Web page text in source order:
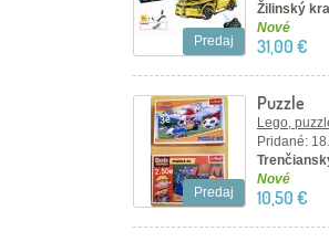
Predaj
Žilinský
Nové
31,00 €
Predaj
Puzzle
Lego,
Pridané:
Nové
10,50 €